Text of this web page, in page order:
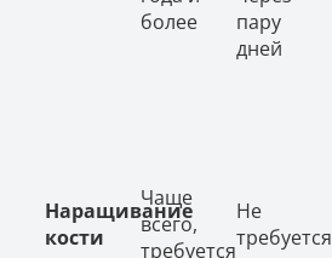
более
пару
дней
Наращивание
кости
Чаще
всего,
требуется
Не
требуется